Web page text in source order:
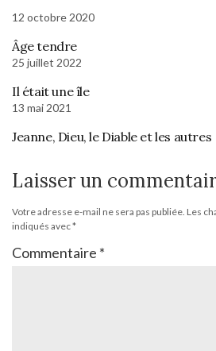
12 octobre 2020
Âge tendre
25 juillet 2022
Il était une île
13 mai 2021
Jeanne, Dieu, le Diable et les autres
Laisser un
Votre adresse e-mail ne sera pas publiée. Les
indiqués avec*
Commentaire *